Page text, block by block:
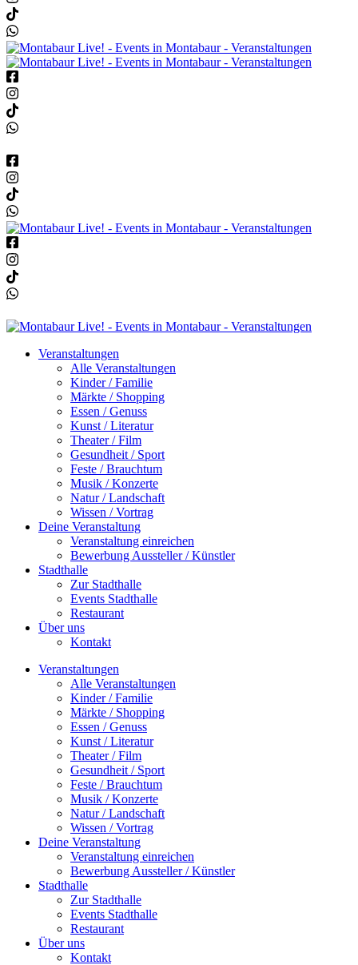
Veranstaltungen
Alle Veranstaltungen
Kinder / Familie
Märkte / Shopping
Essen / Genuss
Kunst / Literatur
Theater / Film
Gesundheit / Sport
Feste / Brauchtum
Musik / Konzerte
Natur / Landschaft
Wissen / Vortrag
Deine Veranstaltung
Veranstaltung einreichen
Bewerbung Aussteller / Künstler
Stadthalle
Zur Stadthalle
Events Stadthalle
Restaurant
Über uns
Kontakt
Veranstaltungen
Alle Veranstaltungen
Kinder / Familie
Märkte / Shopping
Essen / Genuss
Kunst / Literatur
Theater / Film
Gesundheit / Sport
Feste / Brauchtum
Musik / Konzerte
Natur / Landschaft
Wissen / Vortrag
Deine Veranstaltung
Veranstaltung einreichen
Bewerbung Aussteller / Künstler
Stadthalle
Zur Stadthalle
Events Stadthalle
Restaurant
Über uns
Kontakt